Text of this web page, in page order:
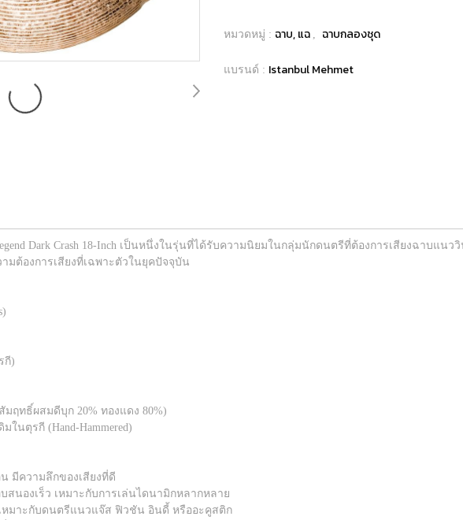
หมวดหมู่ : ฉาบ, แฉ ฉาบกลองชุด
แบรนด์ : Istanbul Mehmet
Dark Crash 18-Inch เป็นหนึ่งในรุ่นที่ได้รับความนิยมในกลุ่มนักดนตรีที่ต้องการเสียงฉาบแ
มต้องการเสียงที่เฉพาะตัวในยุคปัจจุบัน
กี)
มฤทธิ์ผสมดีบุก 20% ทองแดง 80%)
นตุรกี (Hand-Hammered)
มีความลึกของเสียงที่ดี
สนองเร็ว เหมาะกับการเล่นไดนามิกหลากหลาย
เหมาะกับดนตรีแนวแจ๊ส ฟิวชัน อินดี้ หรืออะคูสติก